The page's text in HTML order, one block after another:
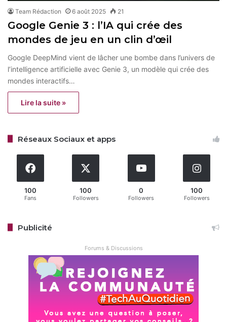
Team Rédaction 6 août 2025 21
Google Genie 3 : l’IA qui crée des
mondes de jeu en un clin d’œil
Google DeepMind vient de lâcher une bombe dans l’univers de
l’intelligence artificielle avec Genie 3, un modèle qui crée des
mondes interactifs…
Lire la suite »
Réseaux Sociaux et apps
100
Fans
100
Followers
0
Followers
100
Followers
Publicité
Forums & Discussions